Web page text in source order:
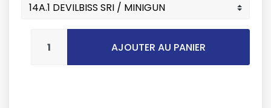
AJOUTER AU PANIER